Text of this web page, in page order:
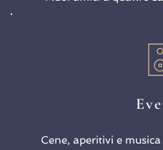
Cene, aperitivi e